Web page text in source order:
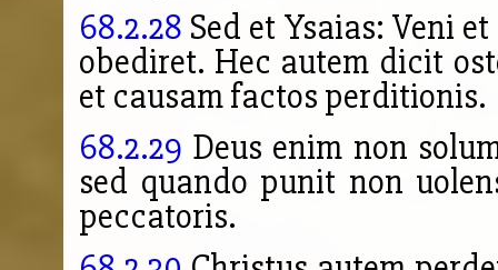
68.2.28 Sed et Ysaias: Veni
obediret. Hec autem dicit
et causam factos perditionis.
68.2.29 Deus enim non
sed quando punit non
peccatoris.